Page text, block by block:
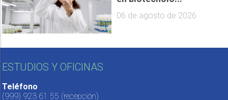
06 de agosto de 2026
ESTUDIOS Y OFICINAS
Teléfono
(999) 923 61 55 (recepción)